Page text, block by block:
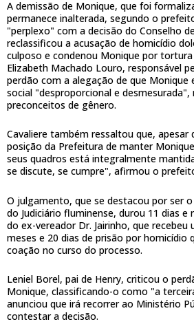
A demissão de Monique, que foi
permanece inalterada, segundo o
"perplexo" com a decisão do Conselho
reclassificou a acusação de homicídio
culposo e condenou Monique por
Elizabeth Machado Louro, responsável
perdão com a alegação de que Monique
social "desproporcional e desmesurada",
preconceitos de gênero.
Cavaliere também ressaltou que, apesar
posição da Prefeitura de manter
seus quadros está integralmente
se discute, se cumpre", afirmou o
O julgamento, que se destacou por ser
do Judiciário fluminense, durou 11 dias e
do ex-vereador Dr. Jairinho, que recebeu
meses e 20 dias de prisão por homicídio
coação no curso do processo.
Leniel Borel, pai de Henry, criticou o
Monique, classificando-o como "a
anunciou que irá recorrer ao Ministério
contestar a decisão.